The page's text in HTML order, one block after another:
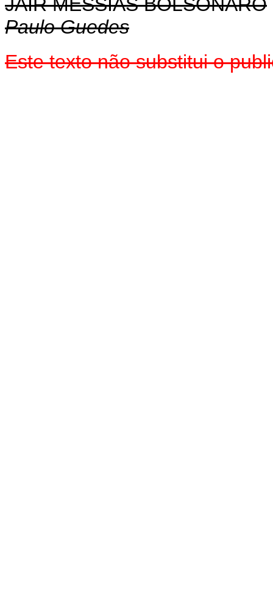
Paulo Guedes
Este texto não substitui o